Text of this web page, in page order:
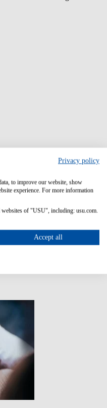
Privacy policy
to improve our website, show
experience. For more information
of "USU", including: usu.com.
Accept all